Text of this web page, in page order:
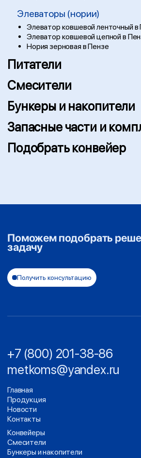
Элеваторы (нории)
Элеватор ковшевой ленточный в
Элеватор ковшевой цепной в
Нория зерновая в Пензе
Питатели
Смесители
Бункеры и накопители
Запасные части и
Подобрать конвейер
Поможем подобрать
задачу
Получить консультацию
+7 (800) 201-38-86
metkoms@yandex.ru
Главная
Продукция
Новости
Контакты
Конвейеры
Смесители
Бункеры и накопители